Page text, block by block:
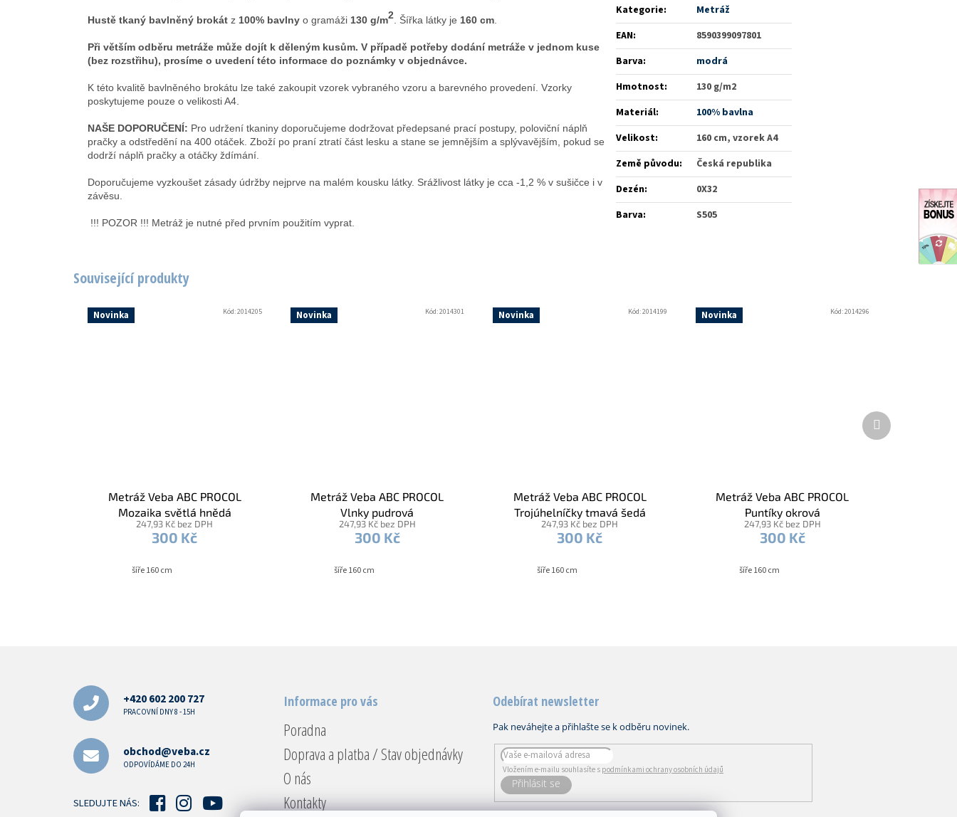
Související produkty
Novinka
Metráž Veba ABC PROCOL
Mozaika světlá hnědá
247,93 Kč bez DPH
300 Kč
šíře 160 cm
Kód:2014205 Novinka
Metráž Veba ABC PROCOL
Vlnky pudrová
247,93 Kč bez DPH
300 Kč
šíře 160 cm
Kód:2014301 Novinka
Metráž Veba ABC PROCOL
Trojúhelníčky tmavá šedá
247,93 Kč bez DPH
300 Kč
šíře 160 cm
Kód:2014199 Novinka
Metráž Veba ABC PROCOL
Puntíky okrová
247,93 Kč bez DPH
300 Kč
šíře 160 cm
Kód:2014296
Další
produkt
Hustě tkaný bavlněný brokát z 100% bavlny o gramáži 130 g/m2. Šířka látky je 160 cm.
Při větším odběru metráže může dojít k děleným kusům. V případě potřeby dodání metráže v jednom kuse
(bez rozstřihu), prosíme o uvedení této informace do poznámky v objednávce.
K této kvalitě bavlněného brokátu lze také zakoupit vzorek vybraného vzoru a barevného provedení. Vzorky
poskytujeme pouze o velikosti A4.
NAŠE DOPORUČENÍ: Pro udržení tkaniny doporučujeme dodržovat předepsané prací postupy, poloviční náplň
pračky a odstředění na 400 otáček. Zboží po praní ztratí část lesku a stane se jemnějším a splývavějším, pokud se
dodrží náplň pračky a otáčky ždímání.
Doporučujeme vyzkoušet zásady údržby nejprve na malém kousku látky. Srážlivost látky je cca -1,2 % v sušičce i v
závěsu.
!!! POZOR !!! Metráž je nutné před prvním použitím vyprat.
Kategorie:
Metráž
EAN:
8590399097801
Barva:
modrá
Hmotnost:
130 g/m2
Materiál:
100% bavlna
Velikost:
160 cm, vzorek A4
Země původu:
Česká republika
Dezén:
0X32
Barva: S505
+420 602 200 727
PRACOVNÍ DNY 8 - 15H
obchod@veba.cz
ODPOVÍDÁME DO 24H
SLEDUJTE NÁS:
Informace pro vás
Poradna
Doprava a platba / Stav objednávky
O nás
Kontakty
Odebírat newsletter
Vložením e-mailu souhlasíte s podmínkami ochrany osobních údajů
PŘIHLÁSIT
SE